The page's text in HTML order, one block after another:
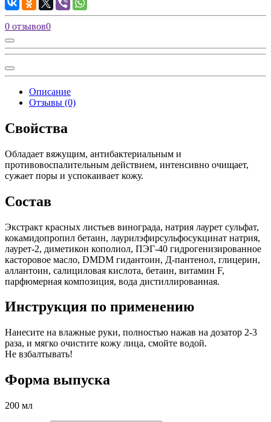
0 отзывов0
Описание
Отзывы (0)
Свойства
Обладает вяжущим, антибактериальным и
противовоспалительным действием, интенсивно очищает,
сужает поры и успокаивает кожу.
Состав
Экстракт красных листьев винограда, натрия лаурет сульфат,
кокамидопропил бетаин, лаурилэфирсульфосукцинат натрия,
лаурет-2, диметикон кополиол, ПЭГ-40 гидрогенизированное
касторовое масло, DMDM гидантоин, Д-пантенол, глицерин,
аллантоин, салициловая кислота, бетаин, витамин F,
парфюмерная композиция, вода дистиллированная.
Инструкция по применению
Нанесите на влажные руки, полностью нажав на дозатор 2-3
раза, и мягко очистите кожу лица, смойте водой.
Не взбалтывать!
Форма выпуска
200 мл